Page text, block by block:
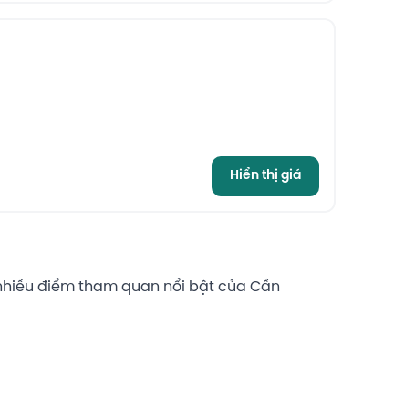
Hiển thị giá
điểm tham quan nổi bật của Cần